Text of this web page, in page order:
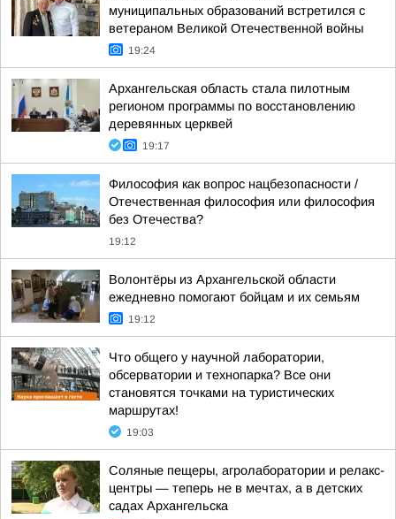
муниципальных образований встретился с
ветераном Великой Отечественной войны
19:24
Архангельская область стала пилотным
регионом программы по восстановлению
деревянных церквей
19:17
Философия как вопрос нацбезопасности /
Отечественная философия или философия
без Отечества?
19:12
Волонтёры из Архангельской области
ежедневно помогают бойцам и их семьям
19:12
Что общего у научной лаборатории,
обсерватории и технопарка? Все они
становятся точками на туристических
маршрутах!
19:03
Соляные пещеры, агролаборатории и релакс-
центры — теперь не в мечтах, а в детских
садах Архангельска